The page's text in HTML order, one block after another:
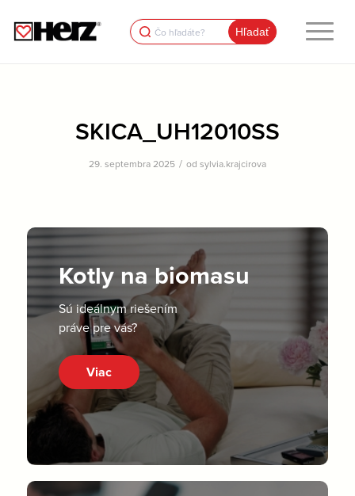
Search
for:
SKICA_UH12010SS
29. septembra 2025 / od sylvia.krajcirova
Kotly na biomasu
Sú ideálnym riešením
práve pre vás?
Viac